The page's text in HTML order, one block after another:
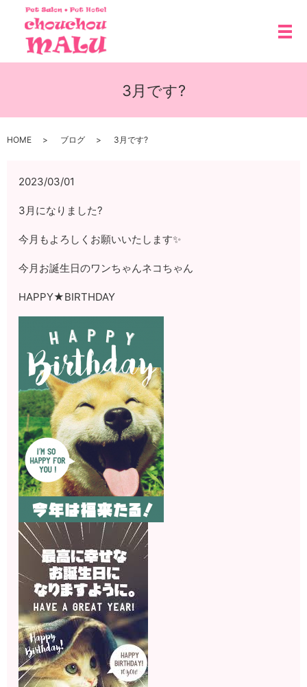
メ
3月です?
HOME ブログ 3月です?
2023/03/01
3月になりました?
今月もよろしくお願いいたします✨
今月お誕生日のワンちゃんネコちゃん
HAPPY★BIRTHDAY